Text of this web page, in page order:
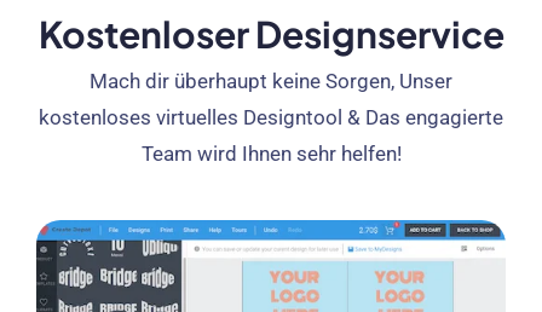
Kostenloser Designservice
Mach dir überhaupt keine Sorgen, Unser
kostenloses virtuelles Designtool & Das engagierte
Team wird Ihnen sehr helfen!